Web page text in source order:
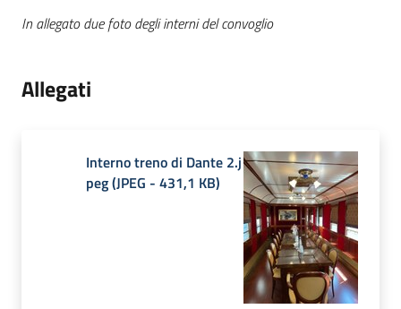
In allegato due foto degli interni del convoglio
Allegati
Interno treno di Dante 2.j
peg(JPEG - 431,1 KB)